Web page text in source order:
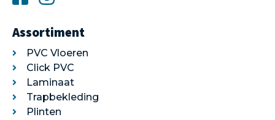
Assortiment
PVC Vloeren
Click PVC
Laminaat
Trapbekleding
Plinten